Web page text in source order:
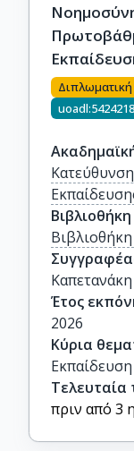
Νοημοσύνης στη
uoadl:5424218
Έτος
2026
Κύρια
πριν από 3